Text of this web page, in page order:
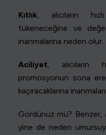
Kıtlık, alıcıların
tükeneceğine ve
inanmalarına neden olur.
Aciliyet, alıcıların
promosyonun sona
kaçıracaklarına
Gördünüz mü? Benzer,
yine de neden